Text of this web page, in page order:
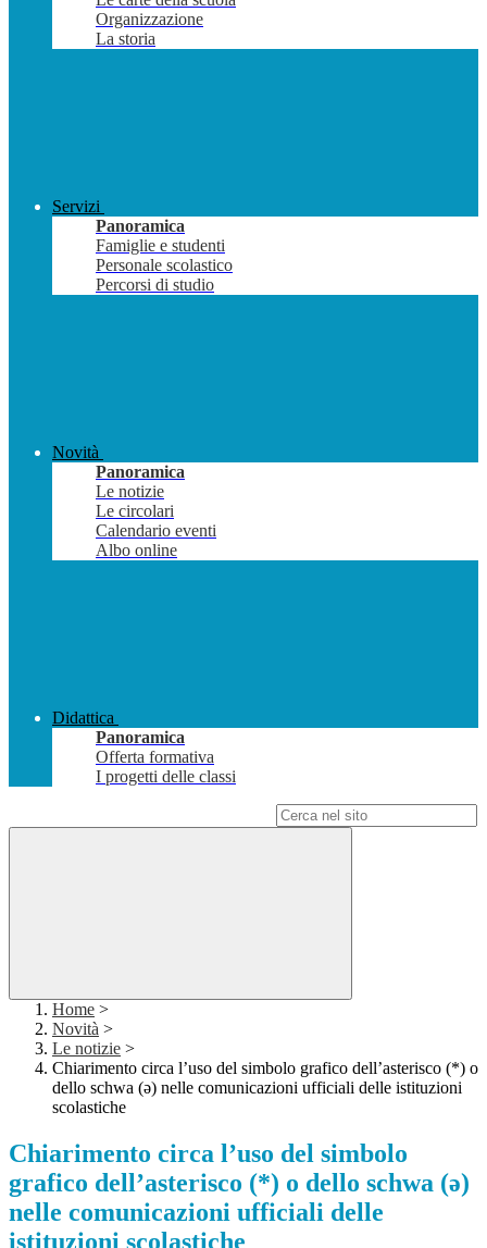
Organizzazione
La storia
Servizi
Panoramica
Famiglie e studenti
Personale scolastico
Percorsi di studio
Novità
Panoramica
Le notizie
Le circolari
Calendario eventi
Albo online
Didattica
Panoramica
Offerta formativa
I progetti delle classi
Home >
Novità >
Le notizie >
Chiarimento circa l’uso del simbolo grafico dell’asterisco (*) o
dello schwa (ə) nelle comunicazioni ufficiali delle istituzioni
scolastiche
Chiarimento circa l’uso del simbolo
grafico dell’asterisco (*) o dello schwa (ə)
nelle comunicazioni ufficiali delle
istituzioni scolastiche